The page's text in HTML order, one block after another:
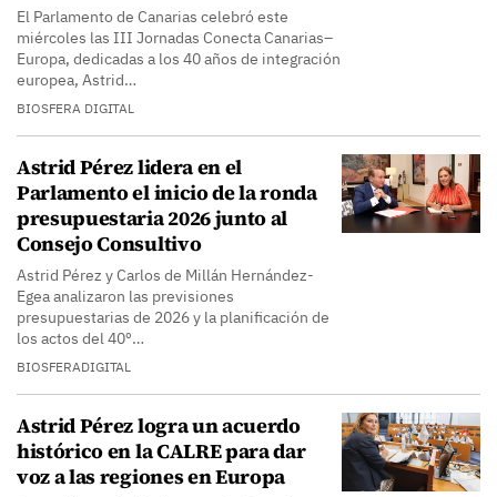
El Parlamento de Canarias celebró este
miércoles las III Jornadas Conecta Canarias–
Europa, dedicadas a los 40 años de integración
europea, Astrid…
BIOSFERA DIGITAL
Astrid Pérez lidera en el
Parlamento el inicio de la ronda
presupuestaria 2026 junto al
Consejo Consultivo
Astrid Pérez y Carlos de Millán Hernández-
Egea analizaron las previsiones
presupuestarias de 2026 y la planificación de
los actos del 40º…
BIOSFERADIGITAL
Astrid Pérez logra un acuerdo
histórico en la CALRE para dar
voz a las regiones en Europa